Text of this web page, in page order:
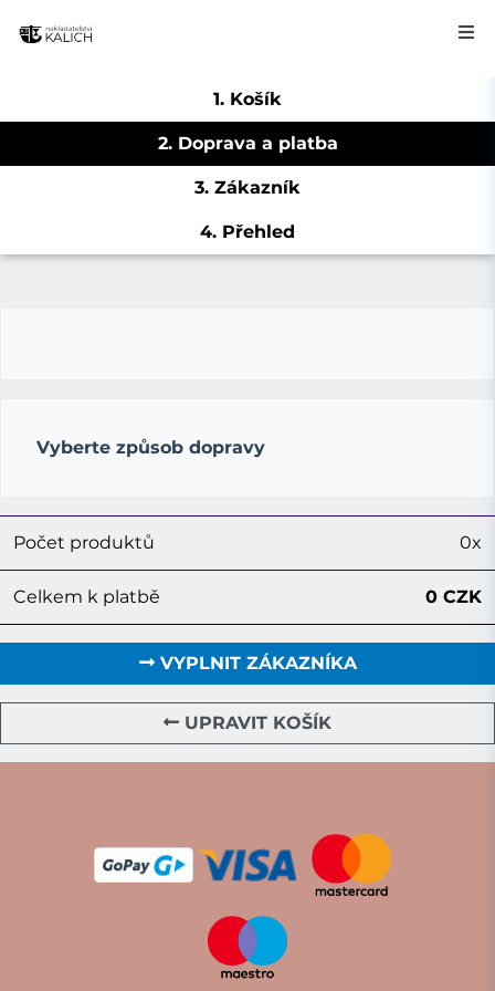
1. Košík
2. Doprava a platba
3. Zákazník
4. Přehled
Vyberte způsob dopravy
Počet produktů 0x
Celkem k platbě 0 CZK
VYPLNIT ZÁKAZNÍKA
UPRAVIT KOŠÍK